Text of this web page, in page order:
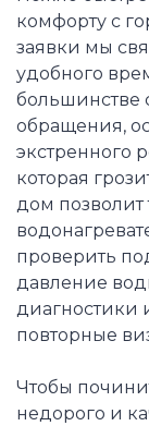
комфорту с
заявки мы
удобного
большинстве
обращения,
экстренного
которая
дом позволит
проверить
давление
диагностики
повторные
Чтобы
недорого и